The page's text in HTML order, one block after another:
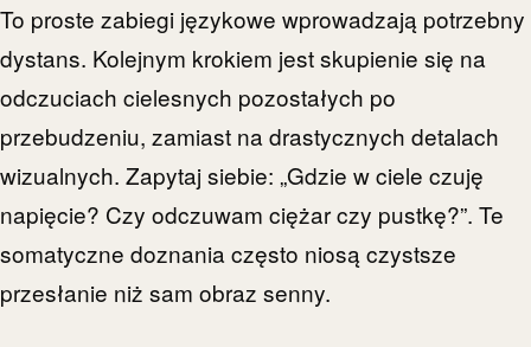
To proste zabiegi językowe wprowadzają potrzebny
dystans. Kolejnym krokiem jest skupienie się na
odczuciach cielesnych pozostałych po
przebudzeniu, zamiast na drastycznych detalach
wizualnych. Zapytaj siebie: „Gdzie w ciele czuję
napięcie? Czy odczuwam ciężar czy pustkę?”. Te
somatyczne doznania często niosą czystsze
przesłanie niż sam obraz senny.